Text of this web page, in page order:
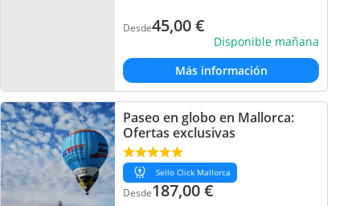
Desde45,00€
Disponible mañana
Más información
Paseo en globo en Mallorca:
Ofertas exclusivas
Sello Click Mallorca
Desde187,00€